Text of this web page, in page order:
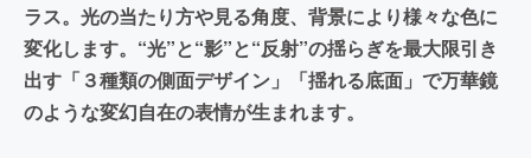
ラス。光の当たり方や見る角度、背景により様々な色に
変化します。“光”と“影”と“反射”の揺らぎを最大限引き
出す「３種類の側面デザイン」「揺れる底面」で万華鏡
のような変幻自在の表情が生まれます。